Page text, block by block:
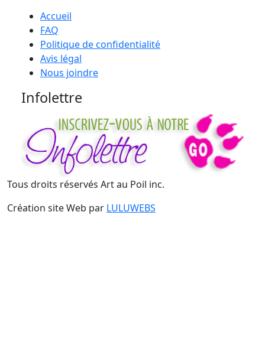
Accueil
FAQ
Politique de confidentialité
Avis légal
Nous joindre
Infolettre
Tous droits réservés Art au Poil inc.
Création site Web par LULUWEBS